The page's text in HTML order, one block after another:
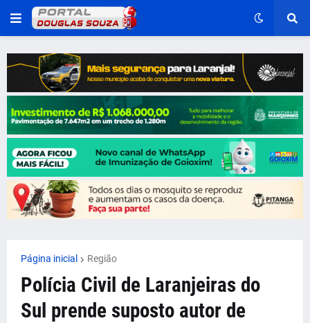
Página inicial Região
Polícia Civil de Laranjeiras do
Sul prende suposto autor de